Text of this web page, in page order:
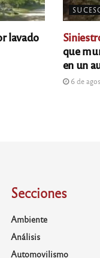
lavado
que
en un
6 de
Secciones
Ambiente
Análisis
Automovilismo